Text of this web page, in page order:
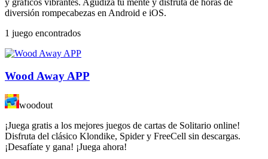
diversión rompecabezas en Android e iOS.
1 juego encontrados
Wood Away APP
woodout
¡Juega gratis a los mejores juegos de cartas de Solitario online!
Disfruta del clásico Klondike, Spider y FreeCell sin descargas.
¡Desafíate y gana! ¡Juega ahora!